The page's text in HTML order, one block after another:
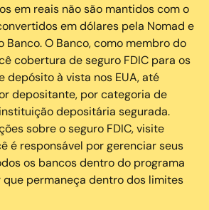
em reais não são mantidos com o
em dólares pela Nomad e
Banco. O Banco, como membro do
cobertura de seguro FDIC para os
depósito à vista nos EUA, até
depositante, por categoria de
depositária segurada.
sobre o seguro FDIC, visite
é responsável por gerenciar seus
os bancos dentro do programa
que permaneça dentro dos limites